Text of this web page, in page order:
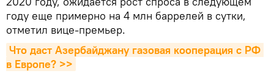
году еще примерно на 4 млн баррелей в сутки,
отметил вице-премьер.
Что даст Азербайджану газовая кооперация с РФ
в Европе? >>